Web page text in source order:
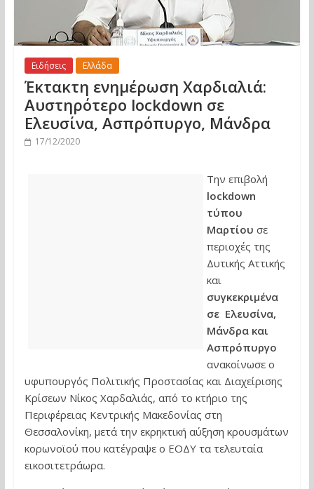
Ειδήσεις Ελλάδα
Έκτακτη ενημέρωση Χαρδιαλιά:
Αυστηρότερο lockdown σε
Ελευσίνα, Ασπρόπυργο, Μάνδρα
17/12/2020
Την επιβολή
lockdown
τύπου
Μαρτίου σε
περιοχές της
Δυτικής Αττικής
και
συγκεκριμένα
σε Ελευσίνα,
Μάνδρα και
Ασπρόπυργο
ανακοίνωσε ο
υφυπουργός Πολιτικής Προστασίας και Διαχείρισης
Κρίσεων Νίκος Χαρδαλιάς, από το κτήριο της
Περιφέρειας Κεντρικής Μακεδονίας στη
Θεσσαλονίκη, μετά την εκρηκτική αύξηση κρουσμάτων
κορωνοϊού που κατέγραψε ο ΕΟΔΥ τα τελευταία
εικοσιτετράωρα.